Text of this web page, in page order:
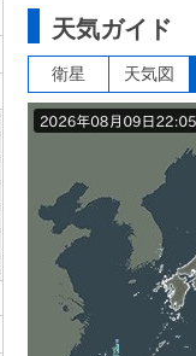
天気ガイド
衛星 天気図